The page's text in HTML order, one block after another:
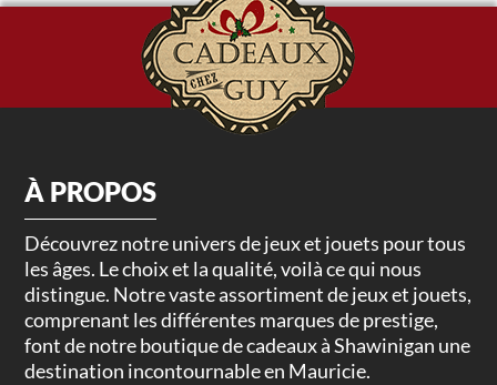
À PROPOS
Découvrez notre univers de jeux et jouets pour tous
les âges. Le choix et la qualité, voilà ce qui nous
distingue. Notre vaste assortiment de jeux et jouets,
comprenant les différentes marques de prestige,
font de notre boutique de cadeaux à Shawinigan une
destination incontournable en Mauricie.